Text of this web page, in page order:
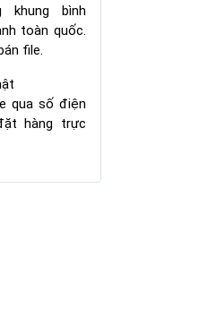
bình
toàn quốc.
file.
qua số điện
hàng trực